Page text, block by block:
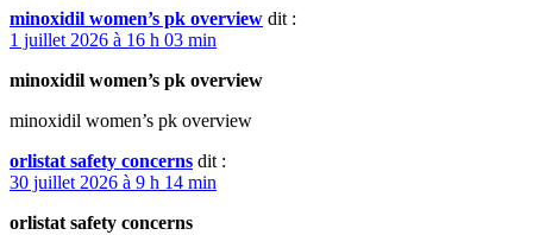
minoxidil women’s pk overview dit :
1 juillet 2026 à 16 h 03 min
minoxidil women’s pk overview
minoxidil women’s pk overview
orlistat safety concerns dit :
30 juillet 2026 à 9 h 14 min
orlistat safety concerns